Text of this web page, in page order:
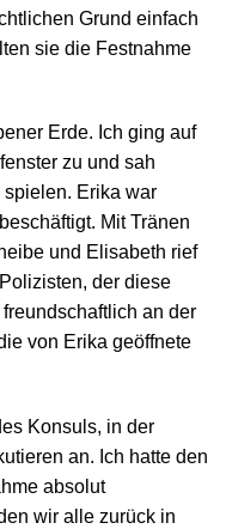
Grund einfach
sie die Festnahme
Erde. Ich ging auf
zu und sah
Erika war
Mit Tränen
und Elisabeth rief
der diese
an der
von Erika geöffnete
Konsuls, in der
an. Ich hatte den
absolut
wir alle zurück in